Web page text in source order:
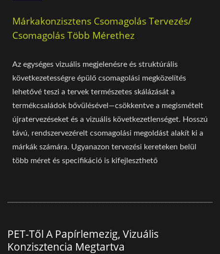
Márkakonzisztens Csomagolás Tervezés/
Csomagolás Több Mérethez
Az egységes vizuális megjelenésre és struktúrális
következetességre épülő csomagolási megközelítés
lehetővé teszi a tervek természetes skálázását a
termékcsaládok bővülésével—csökkentve a megismételt
újratervezéseket és a vizuális következetlenséget. Hosszú
távú, rendszervezérelt csomagolási megoldást alakít ki a
márkák számára. Ugyanazon tervezési kereteken belül
több méret és specifikáció is kifejleszthető
PET-Től A Papírlemezig, Vizuális
Konzisztencia Megtartva